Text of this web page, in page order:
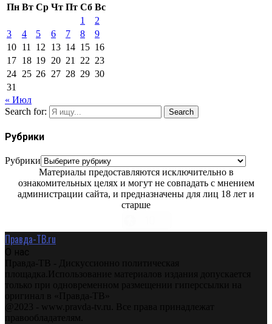
Пн Вт Ср Чт Пт Сб Вс
1
2
3
4 5 6 7 8
9
10 11 12 13 14 15 16
17 18 19 20 21 22 23
24 25 26 27 28 29 30
31
« Июл
Search for:
Search
Рубрики
Рубрики
Материалы предоставляются исключительно в
ознакомительных целях и могут не совпадать с мнением
администрации сайта, и предназначены для лиц 18 лет и
старше
Правда-ТВ.ru
О нас
Правда-ТВ - Дискуссионно политическая
площадка.Использование материалов издания допускается
только при одновременном размещении гиперссылки на
оригинал в «Правда-ТВ»
@2023 - www.pravda-tv.ru. Все права принадлежат
правообладателям.